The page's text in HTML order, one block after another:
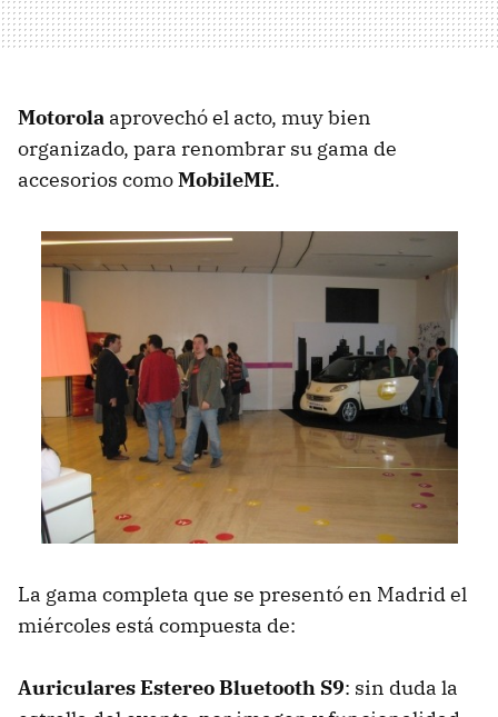
Motorola aprovechó el acto, muy bien
organizado, para renombrar su gama de
accesorios comoMobileME.
La gama completa que se presentó en Madrid el
miércoles está compuesta de:
Auriculares Estereo Bluetooth S9: sin duda la